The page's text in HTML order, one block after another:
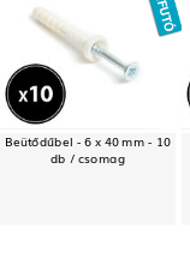
Beütődűbel - 6 x 40 mm - 10
db / csomag